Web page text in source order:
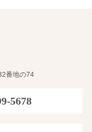
番地の74
5678